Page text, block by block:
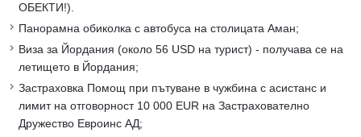
ОБЕКТИ!).
Панорамна обиколка с автобуса на столицата Аман;
Виза за Йордания (около 56 USD на турист) - получава се на
летището в Йордания;
Застраховка Помощ при пътуване в чужбина с асистанс и
лимит на отговорност 10 000 EUR на Застрахователно
Дружество Евроинс АД;